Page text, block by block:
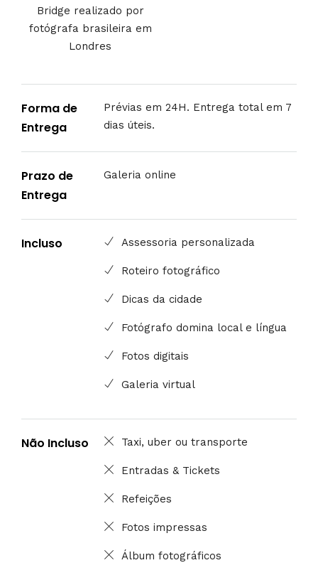
Bridge realizado por
fotógrafa brasileira em
Londres
Forma de
Entrega
Prévias em 24H. Entrega total em 7
dias úteis.
Prazo de
Entrega
Galeria online
Incluso Assessoria personalizada
Roteiro fotográfico
Dicas da cidade
Fotógrafo domina local e língua
Fotos digitais
Galeria virtual
Não Incluso Taxi, uber ou transporte
Entradas & Tickets
Refeições
Fotos impressas
Álbum fotográficos